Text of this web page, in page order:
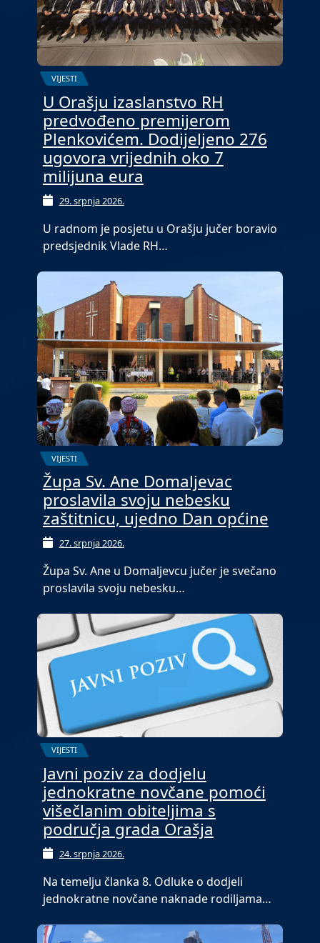
VIJESTI
U Orašju izaslanstvo RH
predvođeno premijerom
Plenkovićem. Dodijeljeno 276
ugovora vrijednih oko 7
milijuna eura
29. srpnja 2026.
U radnom je posjetu u Orašju jučer boravio
predsjednik Vlade RH…
VIJESTI
Župa Sv. Ane Domaljevac
proslavila svoju nebesku
zaštitnicu, ujedno Dan općine
27. srpnja 2026.
Župa Sv. Ane u Domaljevcu jučer je svečano
proslavila svoju nebesku…
VIJESTI
Javni poziv za dodjelu
jednokratne novčane pomoći
višečlanim obiteljima s
područja grada Orašja
24. srpnja 2026.
Na temelju članka 8. Odluke o dodjeli
jednokratne novčane naknade rodiljama…